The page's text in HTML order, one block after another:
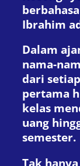
Ibrahim
Dalam
nama-
dari
pertama
kelas
uang
semester.
Tak